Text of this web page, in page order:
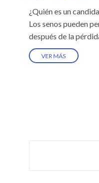
¿Quién es un
Los senos pueden
después de la
VER MÁS